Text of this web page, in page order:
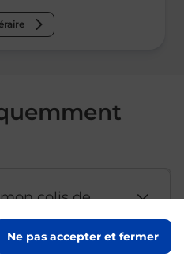
Ne pas accepter et fermer
colis de